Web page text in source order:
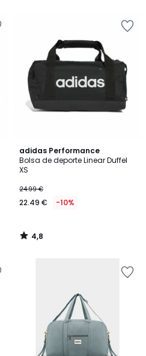
adidas Performance
Bolsa de deporte Linear Duffel
XS
24.99 €
22.49 € -10%
4,8
/ 5
4,8
/